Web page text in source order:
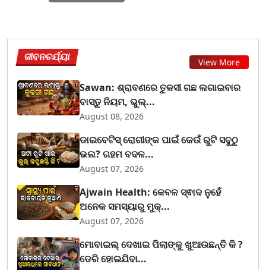
ଜୀବନଚର୍ଯ୍ୟା View More
Sawan: ଶ୍ରାବଣରେ ତୁଳସୀ ଗଛ ଲଗାଇବାର
ବାସ୍ତୁ ନିୟମ, ଭୁଲ୍...
August 08, 2026
ଡାଇବେଟିସ୍ ରୋଗୀଙ୍କ ପାଇଁ କେଉଁ ରୁଟି ସବୁଠୁ
ଭଲ? ଗହମ ବଦଳ...
August 07, 2026
Ajwain Health: କେବଳ ସ୍ଵାଦ ନୁହେଁ
ଅନେକ ସମସ୍ୟାରୁ ମୁକ୍...
August 07, 2026
ମୋବାଇଲ୍ ଦେଖାଇ ପିଲାଙ୍କୁ ଖୁଆଉଛନ୍ତି କି ?
ଡେରି ହୋଇଯିବା...